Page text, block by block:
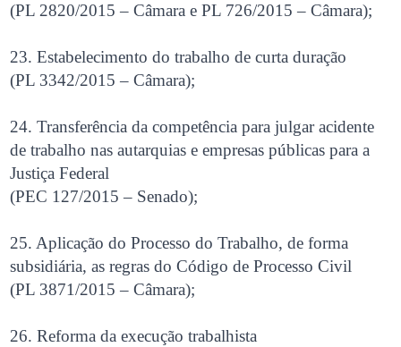
(PL 2820/2015 – Câmara e PL 726/2015 – Câmara);
23. Estabelecimento do trabalho de curta duração
(PL 3342/2015 – Câmara);
24. Transferência da competência para julgar acidente
de trabalho nas autarquias e empresas públicas para a
Justiça Federal
(PEC 127/2015 – Senado);
25. Aplicação do Processo do Trabalho, de forma
subsidiária, as regras do Código de Processo Civil
(PL 3871/2015 – Câmara);
26. Reforma da execução trabalhista